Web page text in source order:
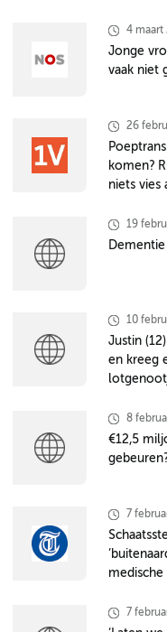
4 maart
Jonge
vaak niet
26
komen?
niets vies
19
10
Justin
en kreeg
8
€12,5
7
7